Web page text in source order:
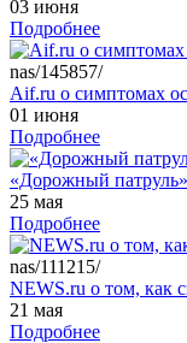
03 июня
Подробнее
nas/145857/
Aif.ru о симптомах
01 июня
Подробнее
«Дорожный
25 мая
Подробнее
nas/111215/
NEWS.ru о том, как
21 мая
Подробнее